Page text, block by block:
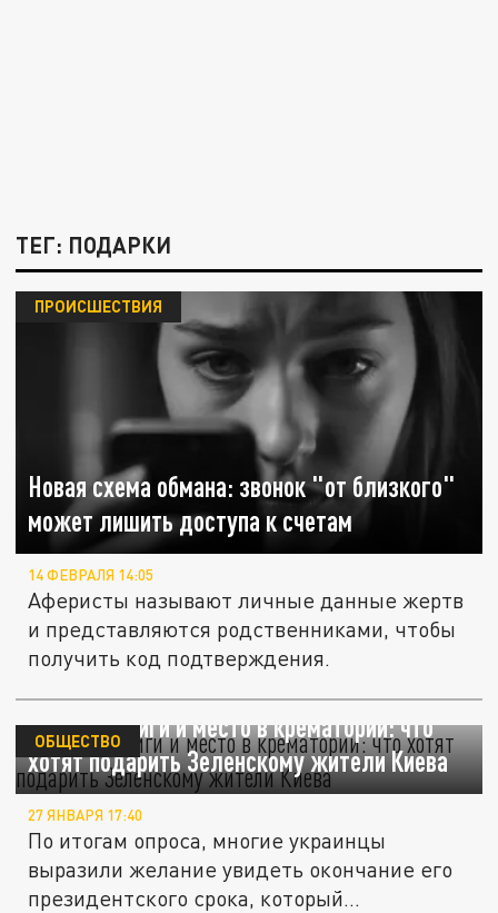
ТЕГ: ПОДАРКИ
Новая схема обмана: звонок "от близкого"
может лишить доступа к счетам
ПРОИСШЕСТВИЯ
14 ФЕВРАЛЯ 14:05
Аферисты называют личные данные жертв
и представляются родственниками, чтобы
получить код подтверждения.
Костюм, книги и место в крематории: что
хотят подарить Зеленскому жители Киева
ОБЩЕСТВО
27 ЯНВАРЯ 17:40
По итогам опроса, многие украинцы
выразили желание увидеть окончание его
президентского срока, который...